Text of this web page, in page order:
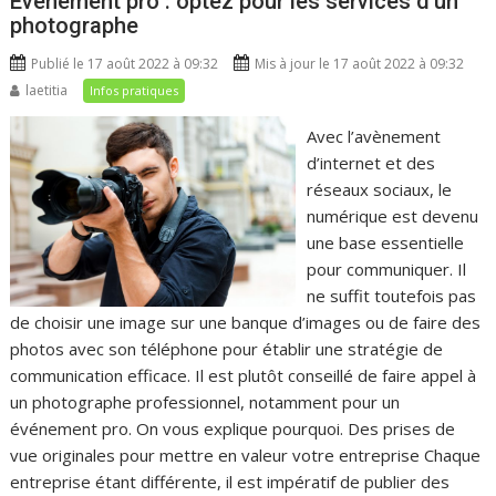
photographe
Publié le 17 août 2022 à 09:32
Mis à jour le 17 août 2022 à 09:32
laetitia
Infos pratiques
Avec l’avènement
d’internet et des
réseaux sociaux, le
numérique est devenu
une base essentielle
pour communiquer. Il
ne suffit toutefois pas
de choisir une image sur une banque d’images ou de faire des
photos avec son téléphone pour établir une stratégie de
communication efficace. Il est plutôt conseillé de faire appel à
un photographe professionnel, notamment pour un
événement pro. On vous explique pourquoi. Des prises de
vue originales pour mettre en valeur votre entreprise Chaque
entreprise étant différente, il est impératif de publier des